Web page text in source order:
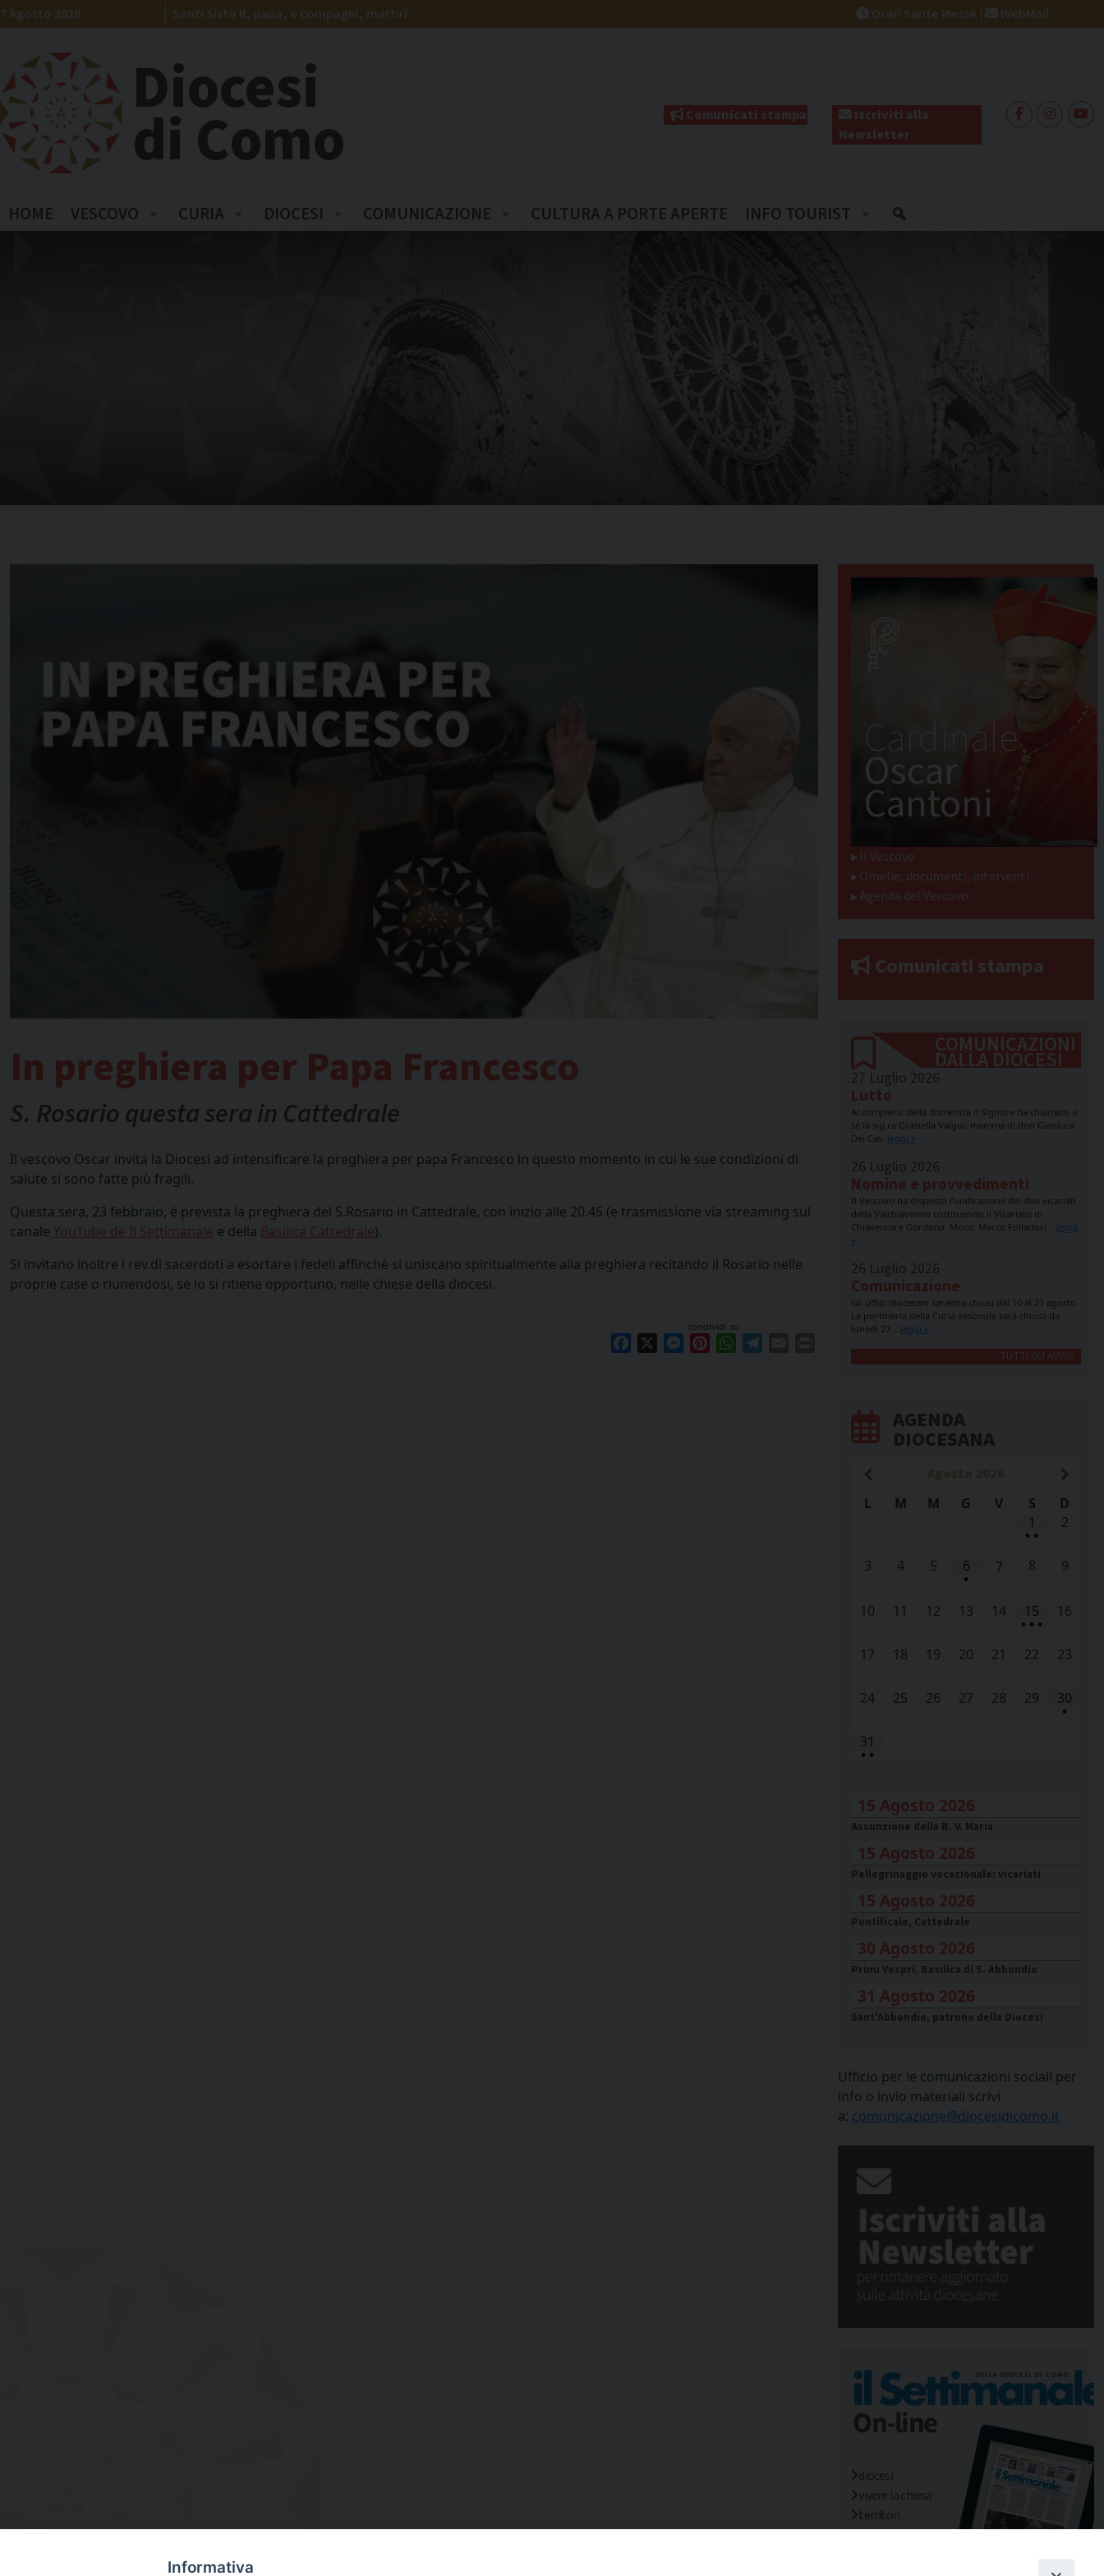
Skip
to
7 Agosto 2026 Santi Sisto II, papa, e compagni, martiri Orari Sante Messe | WebMail
Diocesi
di Como Comunicati stampa
Iscriviti alla
Newsletter
HOME VESCOVO CURIA DIOCESI COMUNICAZIONE CULTURA A PORTE APERTE INFO TOURIST
In preghiera per Papa Francesco
S. Rosario questa sera in Cattedrale
Il vescovo Oscar invita la Diocesi ad intensificare la preghiera per papa Francesco in questo momento in cui le sue condizioni di
salute si sono fatte più fragili.
Questa sera, 23 febbraio, è prevista la preghiera del S.Rosario in Cattedrale, con inizio alle 20.45 (e trasmissione via streaming sul
canale YouTube de Il Settimanale e della Basilica Cattedrale).
Si invitano inoltre i rev.di sacerdoti a esortare i fedeli affinché si uniscano spiritualmente alla preghiera recitando il Rosario nelle
proprie case o riunendosi, se lo si ritiene opportuno, nelle chiese della diocesi.
condividi su
Facebook Messenger
PinterestWhatsApp
Cardinale
Oscar
Cantoni
Il Vescovo
Omelie, documenti, interventi
Agenda del Vescovo
Comunicati stampa
COMUNICAZIONI
DALLA DIOCESI
27 Luglio 2026
Lutto
Al compiersi della domenica il Signore ha chiamato a
sé la sig.ra Graziella Valgoi, mamma di don Gianluca
Dei Cas. leggi »
26 Luglio 2026
Nomine e provvedimenti
Il Vescovo ha disposto l’unificazione dei due vicariati
della Valchiavenna costituendo il Vicariato di
Chiavenna e Gordona. Mons. Marco Folladori… leggi
»
26 Luglio 2026
Comunicazione
Gli uffici diocesani saranno chiusi dal 10 al 21 agosto.
La portineria della Curia vescovile sarà chiusa da
lunedì 27… leggi »
TUTTI GLI AVVISI
AGENDA
DIOCESANA
L
M M G V S
D
1
• •
2
3 4 5 6
•
7 8 9
10 11 12 13 14 15
• • •
16
17 18 19 20 21 22 23
24 25 26 27 28 29 30
•
31
• •
15 Agosto 2026
Assunzione della B. V. Maria
15 Agosto 2026
Pellegrinaggio vocazionale: vicariati
15 Agosto 2026
Pontificale, Cattedrale
30 Agosto 2026
Primi Vespri, Basilica di S. Abbondio
31 Agosto 2026
Sant'Abbondio, patrono della Diocesi
Ufficio per le comunicazioni sociali per
info o invio materiali scrivi
a: comunicazione@diocesidicomo.it
diocesi
vivere la chiesa
territori
mondo/missioni
Informativa